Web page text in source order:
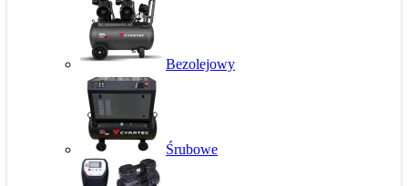
Bezolejowy
Śrubowe